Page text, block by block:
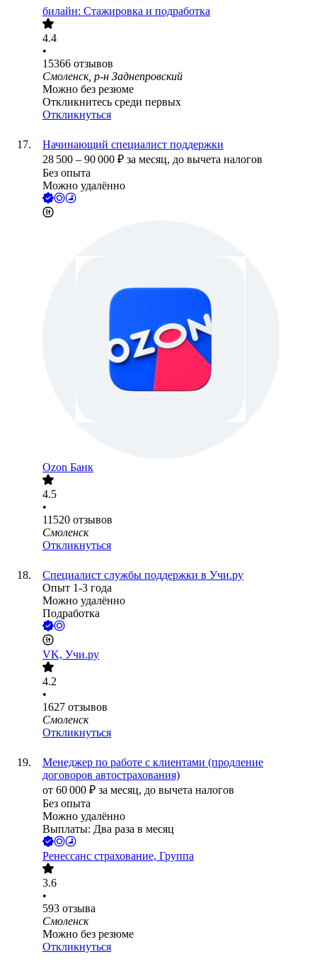
билайн: Стажировка и подработка
4.4
•
15366 отзывов
Смоленск, р-н Заднепровский
Можно без резюме
Откликнитесь среди первых
Откликнуться
Начинающий специалист поддержки
28 500 – 90 000 ₽ за месяц, до вычета налогов
Без опыта
Можно удалённо
Ozon Банк
4.5
•
11520 отзывов
Смоленск
Откликнуться
Специалист службы поддержки в Учи.ру
Опыт 1-3 года
Можно удалённо
Подработка
VK, Учи.ру
4.2
•
1627 отзывов
Смоленск
Откликнуться
Менеджер по работе с клиентами (продление
договоров автострахования)
от 60 000 ₽ за месяц, до вычета налогов
Без опыта
Можно удалённо
Выплаты: Два раза в месяц
Ренессанс cтрахование, Группа
3.6
•
593 отзыва
Смоленск
Можно без резюме
Откликнуться